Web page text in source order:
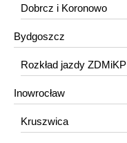
Dobrcz i Koronowo
Bydgoszcz
Rozkład jazdy ZDMiKP
Inowrocław
Kruszwica